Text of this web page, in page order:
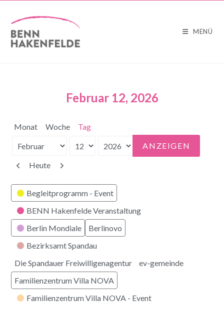
MENÜ
Februar 12, 2026
Monat Woche Tag
Monat
Tag
Jahr
Zurück
Heute Weiter
Kategorien
Begleitprogramm - Event
BENN Hakenfelde Veranstaltung
Berlin Mondiale
Berlinovo
Bezirksamt Spandau
Die Spandauer Freiwilligenagentur
ev-gemeinde
Familienzentrum Villa NOVA
Familienzentrum Villa NOVA - Event